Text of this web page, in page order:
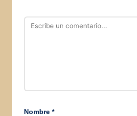
Nombre *